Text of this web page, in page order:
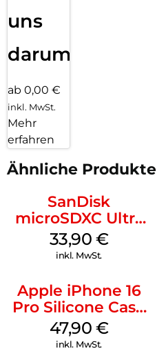
uns
darum!
ab 0,00 €
inkl. MwSt.
Mehr
erfahren
Ähnliche Produkte
SanDisk
microSDXC Ultra
128 GB + Adapter
Mobile
33,90 €
inkl. MwSt.
Apple iPhone 16
Pro Silicone Case
MagSafe Denim
47,90 €
inkl. MwSt.